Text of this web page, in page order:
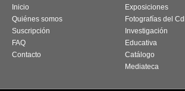
Inicio
Quiénes somos
Suscripción
FAQ
Contacto
Exposiciones
Fotografías del
Investigación
Educativa
Catálogo
Mediateca